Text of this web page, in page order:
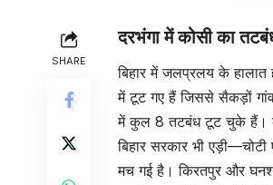
SHARE
दरभंगा में कोसी का
बिहार में जलप्रलय के
में टूट गए हैं जिससे सैकड़ों
में कुल 8 तटबंध टूट चुके हैं।
बिहार सरकार भी
मच गई है। किरतपुर और